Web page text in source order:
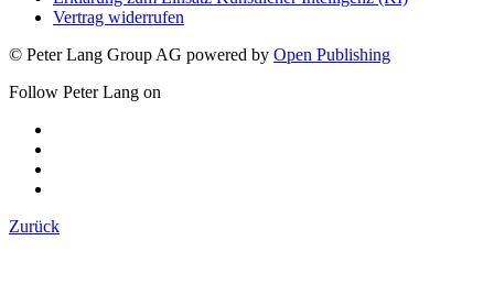
Vertrag widerrufen
© Peter Lang Group AG powered by Open Publishing
Follow Peter Lang on
Zurück